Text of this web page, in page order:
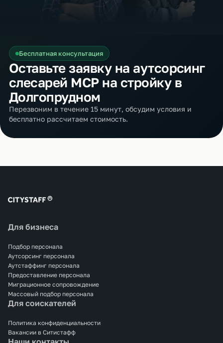
Бесплатная консультация
Оставьте заявку на аутсорсинг
слесарей МСР на стройку в
Долгопрудном
Перезвоним в течение 15 минут, обсудим условия и
бесплатно рассчитаем стоимость.
Для бизнеса
Подбор персонала
Аутсорсинг персонала
Аутстаффинг персонала
Предоставление персонала
Миграционное сопровождение
Массовый подбор персонала
Для соискателей
Политика конфиденциальности
Вакансии в Ситистафф